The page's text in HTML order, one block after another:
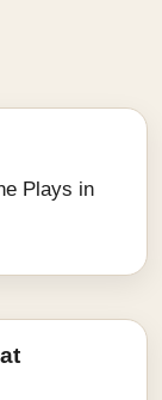
Plays in